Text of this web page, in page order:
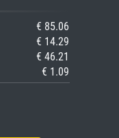
€ 85.06
€ 14.29
€ 46.21
€ 1.09